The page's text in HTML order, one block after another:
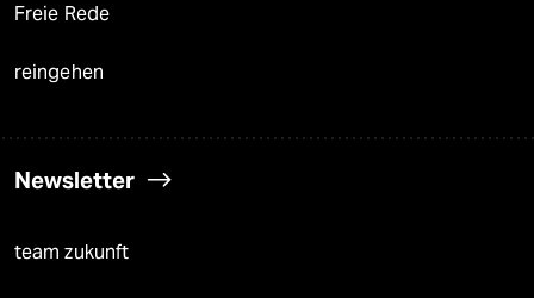
Freie Rede
reingehen
Newsletter
team zukunft